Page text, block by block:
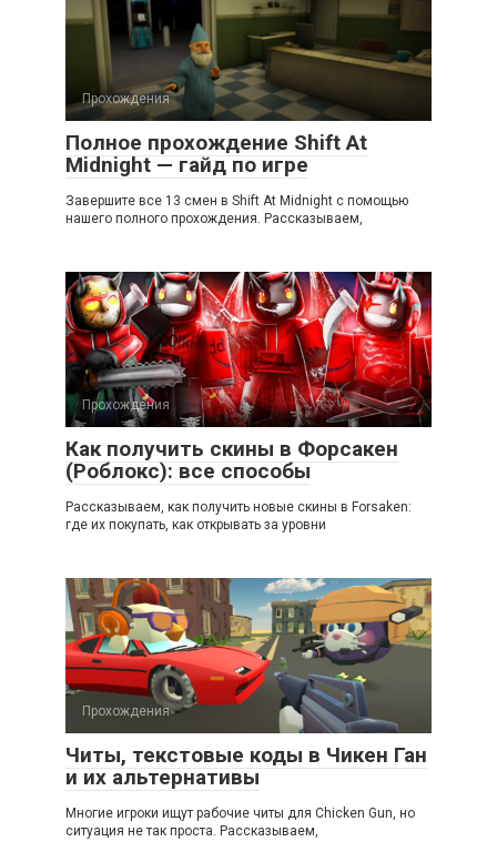
Прохождения
Полное прохождение Shift At
Midnight — гайд по игре
Завершите все 13 смен в Shift At Midnight с помощью
нашего полного прохождения. Рассказываем,
Прохождения
Как получить скины в Форсакен
(Роблокс): все способы
Рассказываем, как получить новые скины в Forsaken:
где их покупать, как открывать за уровни
Прохождения
Читы, текстовые коды в Чикен Ган
и их альтернативы
Многие игроки ищут рабочие читы для Chicken Gun, но
ситуация не так проста. Рассказываем,